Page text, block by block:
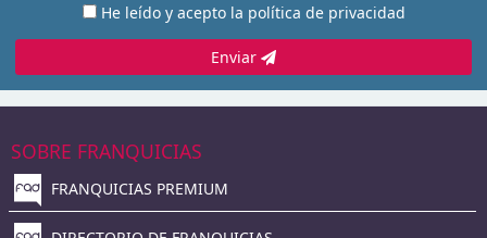
He leído y acepto la política de privacidad
Enviar
SOBRE FRANQUICIAS
FRANQUICIAS PREMIUM